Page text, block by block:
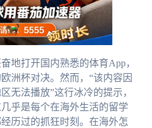
地打开国内熟悉的体育App，
洲杯对决。然而，“该内容因
无法播放”这行冰冷的提示，
乎是每个在海外生活的留学
历过的抓狂时刻。在海外怎